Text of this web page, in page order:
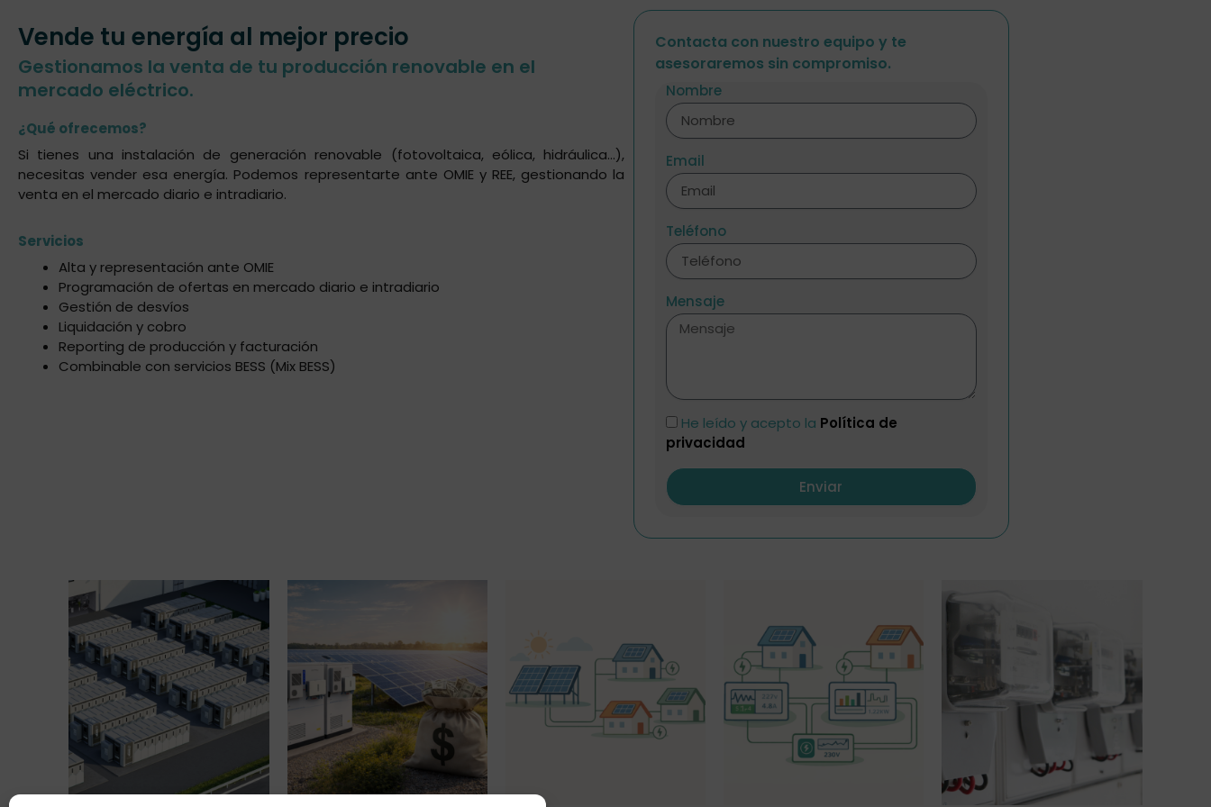
Vende tu energía al mejor precio
Gestionamos la venta de tu producción renovable en el
mercado eléctrico.
¿Qué ofrecemos?
Si tienes una instalación de generación renovable (fotovoltaica, eólica, hidráulica…),
necesitas vender esa energía. Podemos representarte ante OMIE y REE, gestionando la
venta en el mercado diario e intradiario.
Servicios
Alta y representación ante OMIE
Programación de ofertas en mercado diario e intradiario
Gestión de desvíos
Liquidación y cobro
Reporting de producción y facturación
Combinable con servicios BESS (Mix BESS)
Contacta con nuestro equipo y te
asesoraremos sin compromiso.
Nombre
Email
Teléfono
Mensaje
He leído y acepto la Política de
privacidad
Enviar